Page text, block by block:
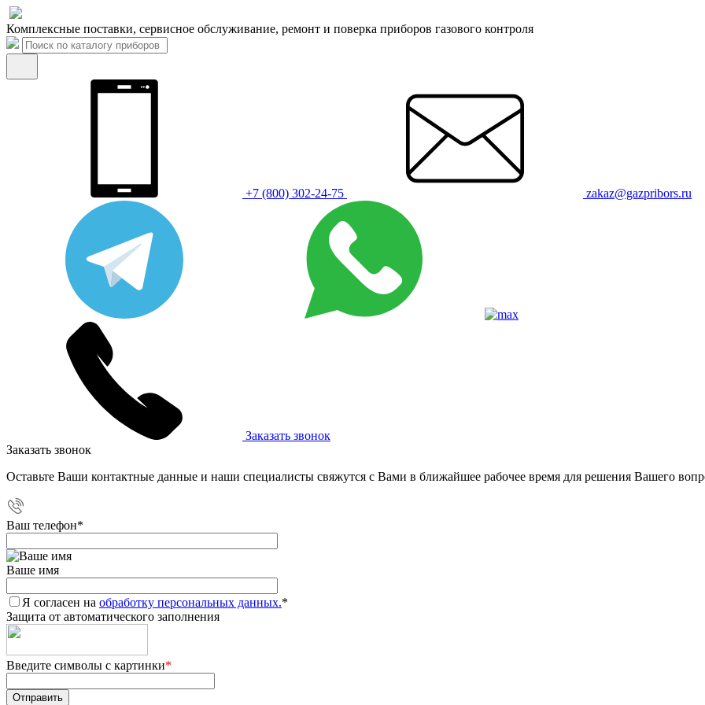
Комплексные поставки, сервисное обслуживание, ремонт и поверка приборов газового контроля
+7 (800) 302-24-75 zakaz@gazpribors.ru
Заказать звонок
Заказать звонок
Оставьте Ваши контактные данные и наши специалисты свяжутся с Вами в ближайшее рабочее время для решения Вашего
Ваш телефон*
Ваше имя
Я согласен на обработку персональных данных.*
Защита от автоматического заполнения
Введите символы с картинки*